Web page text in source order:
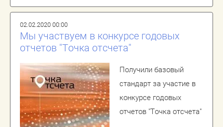
02.02.2020 00:00
Мы участвуем в конкурсе годовых
отчетов "Точка отсчета"
Получили базовый
стандарт за участие в
конкурсе годовых
отчетов "Точка отсчета"